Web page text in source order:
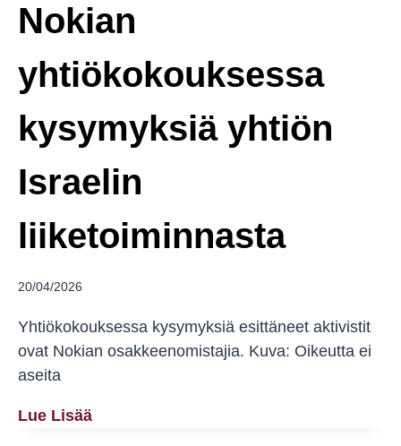
Nokian
yhtiökokouksessa
kysymyksiä yhtiön
Israelin
liiketoiminnasta
20/04/2026
Yhtiökokouksessa kysymyksiä esittäneet aktivistit
ovat Nokian osakkeenomistajia. Kuva: Oikeutta ei
aseita
Lue LisääAktivistit